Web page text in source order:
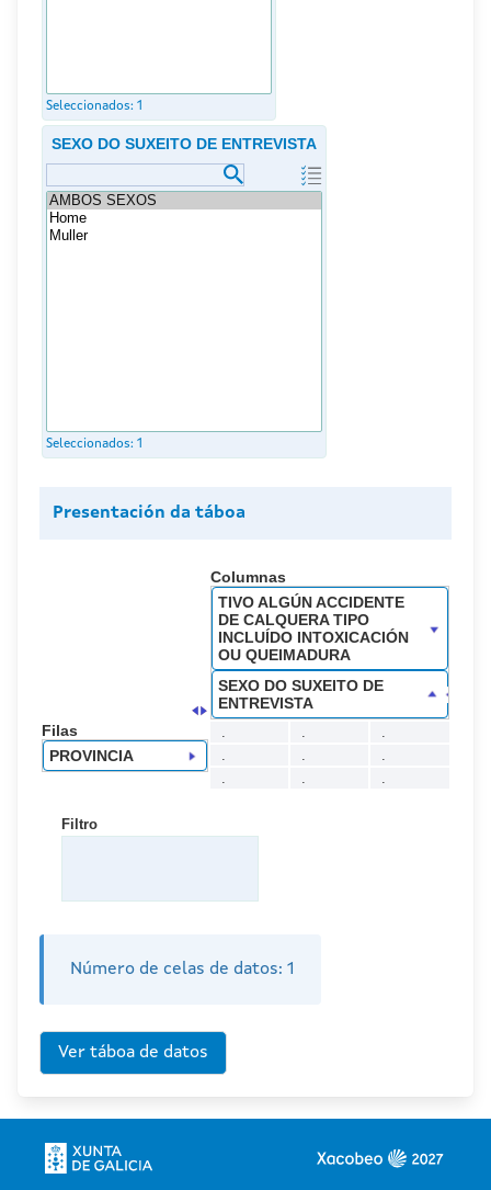
Seleccionados: 1
SEXO DO SUXEITO DE ENTREVISTA
Seleccionados: 1
Presentación da táboa
Columnas
TIVO ALGÚN ACCIDENTE
DE CALQUERA TIPO
INCLUÍDO INTOXICACIÓN
OU QUEIMADURA
SEXO DO SUXEITO DE
ENTREVISTA
Filas
PROVINCIA
Filtro
Número de celas de datos: 1